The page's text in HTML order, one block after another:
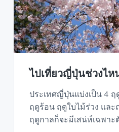
ไปเที่ยวญี่ปุ่นช่วงไห
ประเทศญี่ปุ่นแบ่งเป็น 4
ฤดูร้อน ฤดูใบไม้ร่วง แล
ฤดูกาลก็จะมีเสน่ห์เฉพาะ